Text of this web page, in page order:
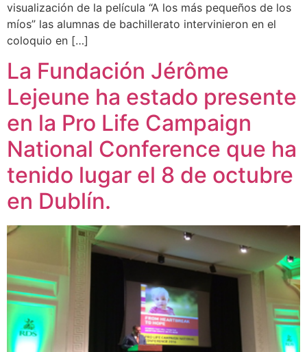
visualización de la película “A los más pequeños de los
míos” las alumnas de bachillerato intervinieron en el
coloquio en […]
La Fundación Jérôme
Lejeune ha estado presente
en la Pro Life Campaign
National Conference que ha
tenido lugar el 8 de octubre
en Dublín.